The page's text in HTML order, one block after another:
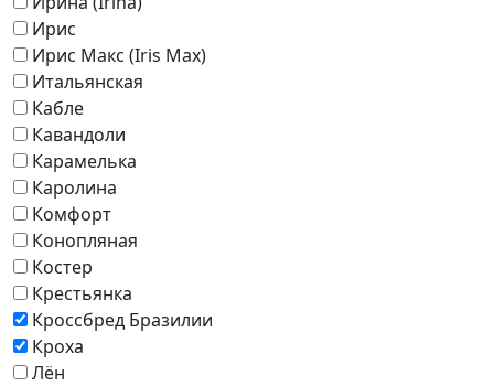
Ирис
Ирис Макс (Iris Max)
Итальянская
Кабле
Кавандоли
Карамелька
Каролина
Комфорт
Конопляная
Костер
Крестьянка
Кроссбред Бразилии
Кроха
Лён